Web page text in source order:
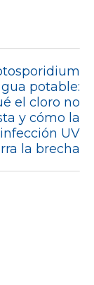
potable:
el cloro no
y cómo la
UV
la brecha